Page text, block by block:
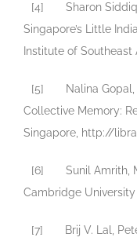
[4] Sharon
Singapore’s Little
Institute of Southeast
[5] Nalina Gopal,
Collective Memory:
Singapore, http://
[6] Sunil Amrith,
Cambridge University
[7] Brij V. Lal,